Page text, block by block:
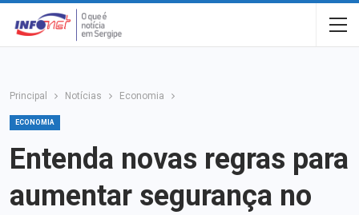
Principal Notícias Economia
ECONOMIA
Entenda novas regras para
aumentar segurança no